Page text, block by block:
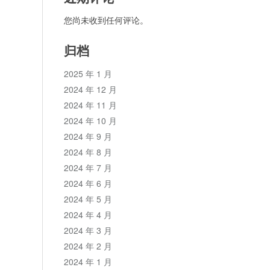
您尚未收到任何评论。
归档
2025 年 1 月
2024 年 12 月
2024 年 11 月
2024 年 10 月
2024 年 9 月
2024 年 8 月
2024 年 7 月
2024 年 6 月
2024 年 5 月
2024 年 4 月
2024 年 3 月
2024 年 2 月
2024 年 1 月